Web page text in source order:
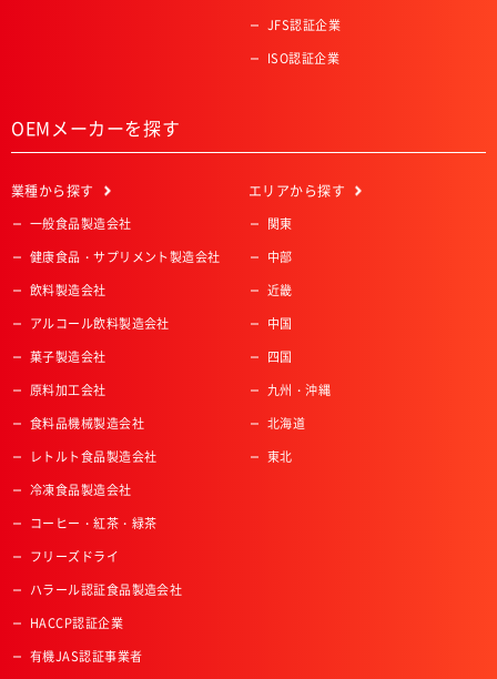
JFS認証企業
ISO認証企業
OEMメーカーを探す
業種から探す
一般食品製造会社
健康食品・サプリメント製造会社
飲料製造会社
アルコール飲料製造会社
菓子製造会社
原料加工会社
食料品機械製造会社
レトルト食品製造会社
冷凍食品製造会社
コーヒー・紅茶・緑茶
フリーズドライ
ハラール認証食品製造会社
HACCP認証企業
有機JAS認証事業者
エリアから探す
関東
中部
近畿
中国
四国
九州・沖縄
北海道
東北